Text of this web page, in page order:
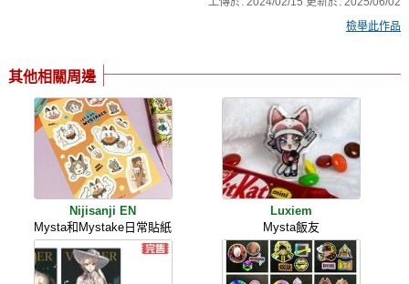
檢舉此作品
其他相關周邊
Nijisanji EN
Mysta和Mystake日常貼紙
Luxiem
Mysta飯友